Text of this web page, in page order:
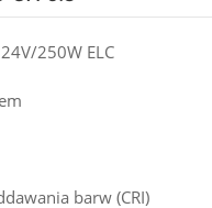
250W ELC
barw (CRI)